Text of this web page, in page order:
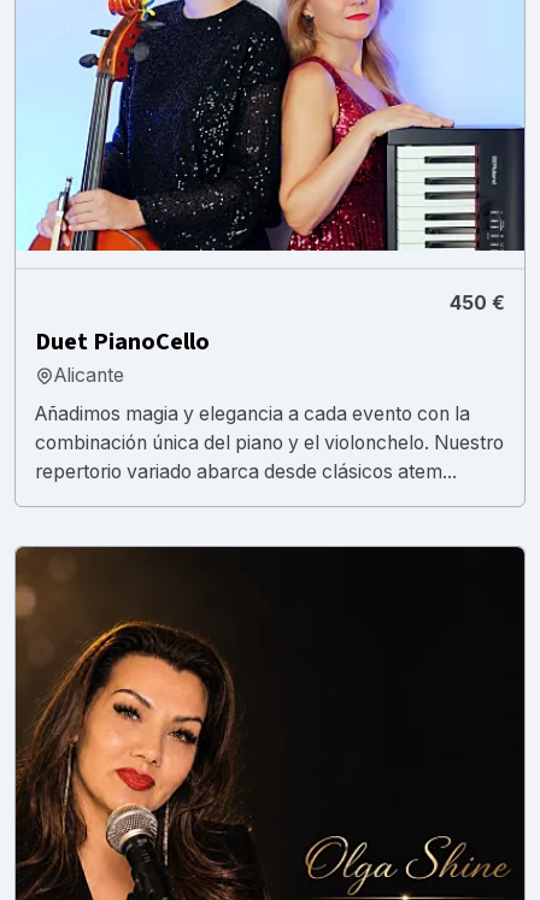
450 €
Duet PianoCello
Alicante
Añadimos magia y elegancia a cada evento con la
combinación única del piano y el violonchelo. Nuestro
repertorio variado abarca desde clásicos atem...